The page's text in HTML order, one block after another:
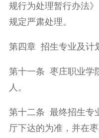
规行为处理暂行办法
规定严肃处理。
第四章 招生专业及计
第十一条 枣庄职业学
人。
第十二条 最终招生专
厅下达的为准，并在